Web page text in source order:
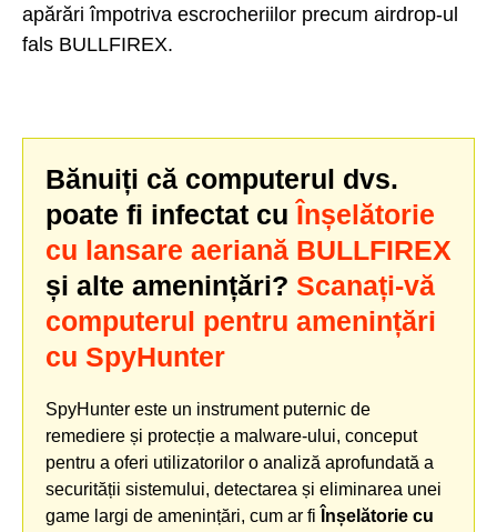
apărări împotriva escrocheriilor precum airdrop-ul
fals BULLFIREX.
Bănuiți că computerul dvs.
poate fi infectat cu Înșelătorie
cu lansare aeriană BULLFIREX
și alte amenințări? Scanați-vă
computerul pentru amenințări
cu SpyHunter
SpyHunter este un instrument puternic de
remediere și protecție a malware-ului, conceput
pentru a oferi utilizatorilor o analiză aprofundată a
securității sistemului, detectarea și eliminarea unei
game largi de amenințări, cum ar fi Înșelătorie cu